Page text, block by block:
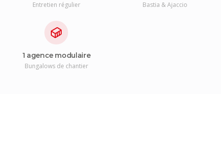
Entretien régulier Bastia & Ajaccio
1 agence modulaire
Bungalows de chantier